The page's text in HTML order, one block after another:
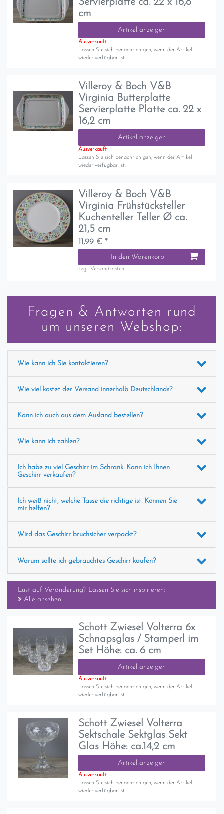
cm
Artikel anzeigen
Ausverkauft
Lassen Sie sich benachrichigen, wenn der Artikel
wieder verfügbar ist.
Villeroy & Boch V&B
Virginia Butterplatte
Servierplatte Platte ca. 22 x
16,2 cm
Artikel anzeigen
Ausverkauft
Lassen Sie sich benachrichigen, wenn der Artikel
wieder verfügbar ist.
Villeroy & Boch V&B
Virginia Frühstücksteller
Kuchenteller Teller Ø ca.
21,5 cm
11,99 € *
In den Warenkorb
zzgl. Versandkosten
Fragen & Antworten rund
um unseren Webshop:
Wie kann ich Sie kontaktieren?
Wie viel kostet der Versand innerhalb Deutschlands?
Kann ich auch aus dem Ausland bestellen?
Wie kann ich zahlen?
Ich habe zu viel Geschirr im Schrank. Kann ich Ihnen
Geschirr verkaufen?
Ich weiß nicht, welche Tasse die richtige ist. Können Sie
mir helfen?
Wird das Geschirr bruchsicher verpackt?
Warum sollte ich gebrauchtes Geschirr kaufen?
Lust auf Veränderung? Lassen Sie sich inspirieren:
Alle ansehen
Schott Zwiesel Volterra 6x
Schnapsglas / Stamperl im
Set Höhe: ca. 6 cm
Artikel anzeigen
Ausverkauft
Lassen Sie sich benachrichigen, wenn der Artikel
wieder verfügbar ist.
Schott Zwiesel Volterra
Sektschale Sektglas Sekt
Glas Höhe: ca.14,2 cm
Artikel anzeigen
Ausverkauft
Lassen Sie sich benachrichigen, wenn der Artikel
wieder verfügbar ist.